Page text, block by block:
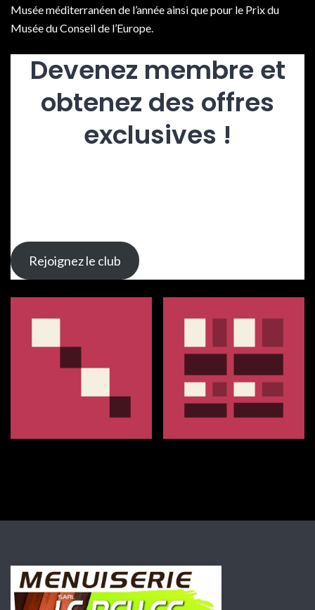
Musée méditerranéen de l’année ainsi que pour le Prix du
Musée du Conseil de l’Europe.
Devenez membre et
obtenez des offres
exclusives !
Rejoignez le club